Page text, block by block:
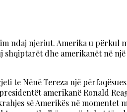
ndaj njeriut. Amerika u përkul
dhe amerikanët në një
te Nënë Tereza një
amerikanë Ronald
së Amerikës në momentet